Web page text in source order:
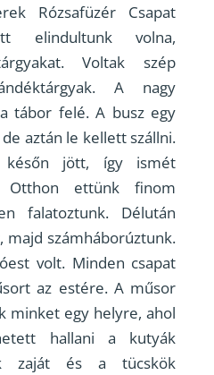
Rózsafüzér Csapat
elindultunk volna,
Voltak szép
A nagy
tábor felé. A busz egy
aztán le kellett szállni.
későn jött, így ismét
Otthon ettünk finom
falatoztunk. Délután
majd számháborúztunk.
volt. Minden csapat
az estére. A műsor
minket egy helyre, ahol
hallani a kutyák
zaját és a tücskök